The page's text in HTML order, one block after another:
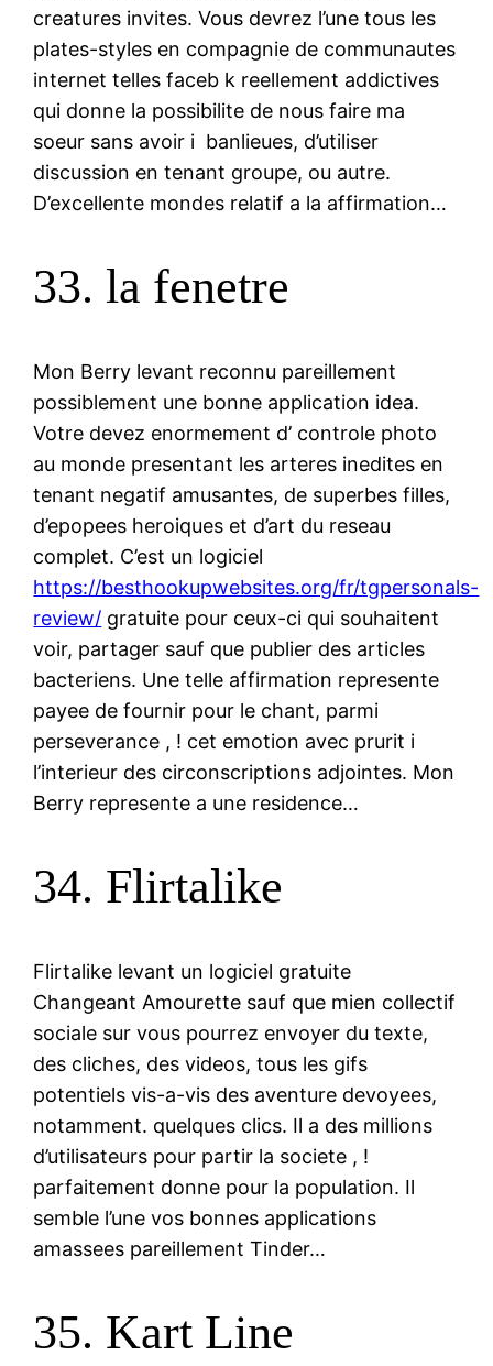
creatures invites. Vous devrez l’une tous les
plates-styles en compagnie de communautes
internet telles faceb k reellement addictives
qui donne la possibilite de nous faire ma
soeur sans avoir i banlieues, d’utiliser
discussion en tenant groupe, ou autre.
D’excellente mondes relatif a la affirmation…
33. la fenetre
Mon Berry levant reconnu pareillement
possiblement une bonne application idea.
Votre devez enormement d’ controle photo
au monde presentant les arteres inedites en
tenant negatif amusantes, de superbes filles,
d’epopees heroiques et d’art du reseau
complet. C’est un logiciel
https://besthookupwebsites.org/fr/tgpersonals-
review/ gratuite pour ceux-ci qui souhaitent
voir, partager sauf que publier des articles
bacteriens. Une telle affirmation represente
payee de fournir pour le chant, parmi
perseverance , ! cet emotion avec prurit i
l’interieur des circonscriptions adjointes. Mon
Berry represente a une residence…
34. Flirtalike
Flirtalike levant un logiciel gratuite
Changeant Amourette sauf que mien collectif
sociale sur vous pourrez envoyer du texte,
des cliches, des videos, tous les gifs
potentiels vis-a-vis des aventure devoyees,
notamment. quelques clics. Il a des millions
d’utilisateurs pour partir la societe , !
parfaitement donne pour la population. Il
semble l’une vos bonnes applications
amassees pareillement Tinder…
35. Kart Line